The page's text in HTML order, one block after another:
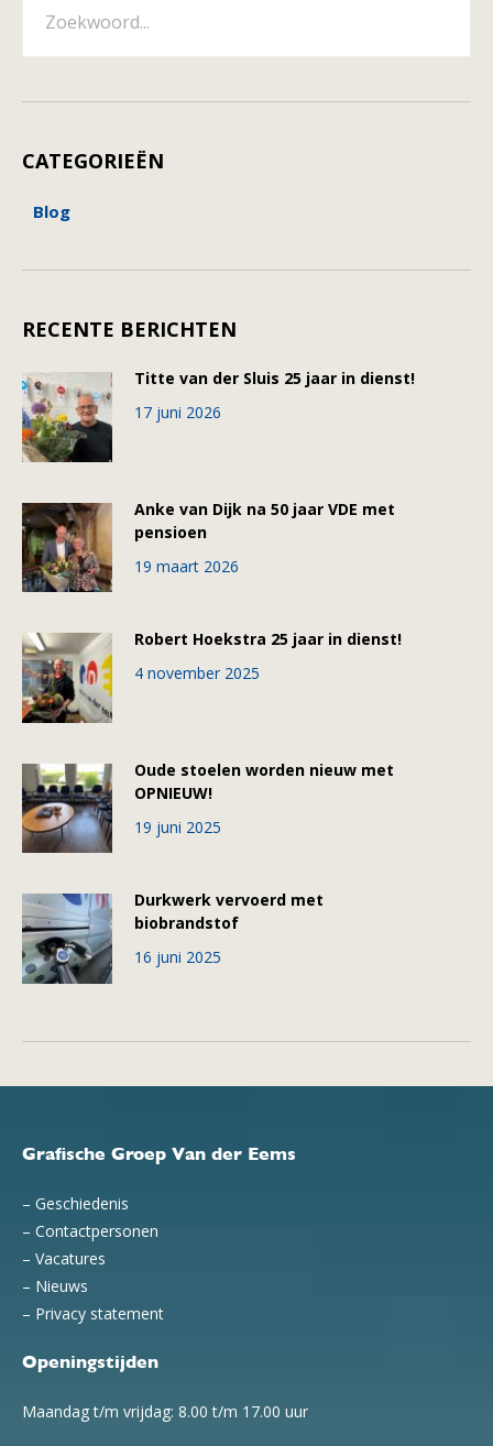
CATEGORIEËN
Blog
RECENTE BERICHTEN
Titte van der Sluis 25 jaar in dienst!
17 juni 2026
Anke van Dijk na 50 jaar VDE met
pensioen
19 maart 2026
Robert Hoekstra 25 jaar in dienst!
4 november 2025
Oude stoelen worden nieuw met
OPNIEUW!
19 juni 2025
Durkwerk vervoerd met
biobrandstof
16 juni 2025
Grafische Groep Van der Eems
– Geschiedenis
– Contactpersonen
– Vacatures
– Nieuws
– Privacy statement
Openingstijden
Maandag t/m vrijdag: 8.00 t/m 17.00 uur